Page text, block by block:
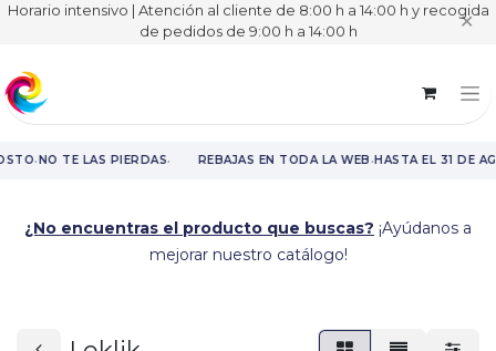
Horario intensivo | Atención al cliente de 8:00 h a 14:00 h y recogida
de pedidos de 9:00 h a 14:00 h
✕
·NO TE LAS PIERDAS· REBAJAS EN TODA LA WEB·HASTA EL 31 DE
¿No encuentras el producto que buscas? ¡Ayúdanos a
mejorar nuestro catálogo!